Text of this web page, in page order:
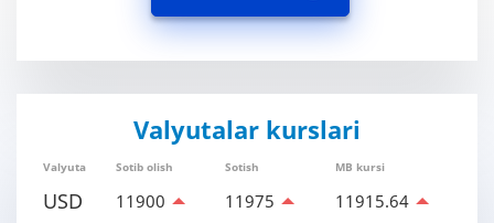
Valyutalar kurslari
Valyuta Sotib olish Sotish MB kursi
USD 11900 11975 11915.64